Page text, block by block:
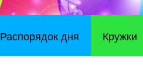
Распорядок дня Кружки